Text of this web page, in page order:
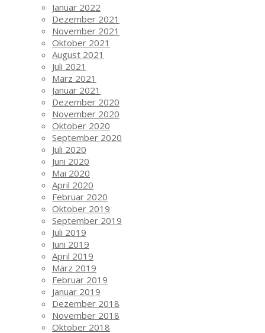
Januar 2022
Dezember 2021
November 2021
Oktober 2021
August 2021
Juli 2021
März 2021
Januar 2021
Dezember 2020
November 2020
Oktober 2020
September 2020
Juli 2020
Juni 2020
Mai 2020
April 2020
Februar 2020
Oktober 2019
September 2019
Juli 2019
Juni 2019
April 2019
März 2019
Februar 2019
Januar 2019
Dezember 2018
November 2018
Oktober 2018